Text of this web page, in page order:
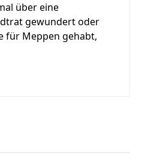
über eine
gewundert oder
für Meppen gehabt,